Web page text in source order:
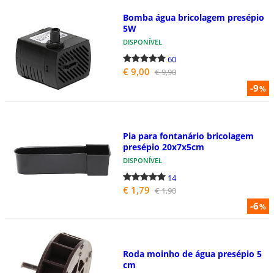
-9%
Bomba água bricolagem presépio
5W
DISPONÍVEL
60
€ 9,00 € 9,90
-6%
Pia para fontanário bricolagem
presépio 20x7x5cm
DISPONÍVEL
14
€ 1,79 € 1,90
Roda moinho de água presépio 5
cm